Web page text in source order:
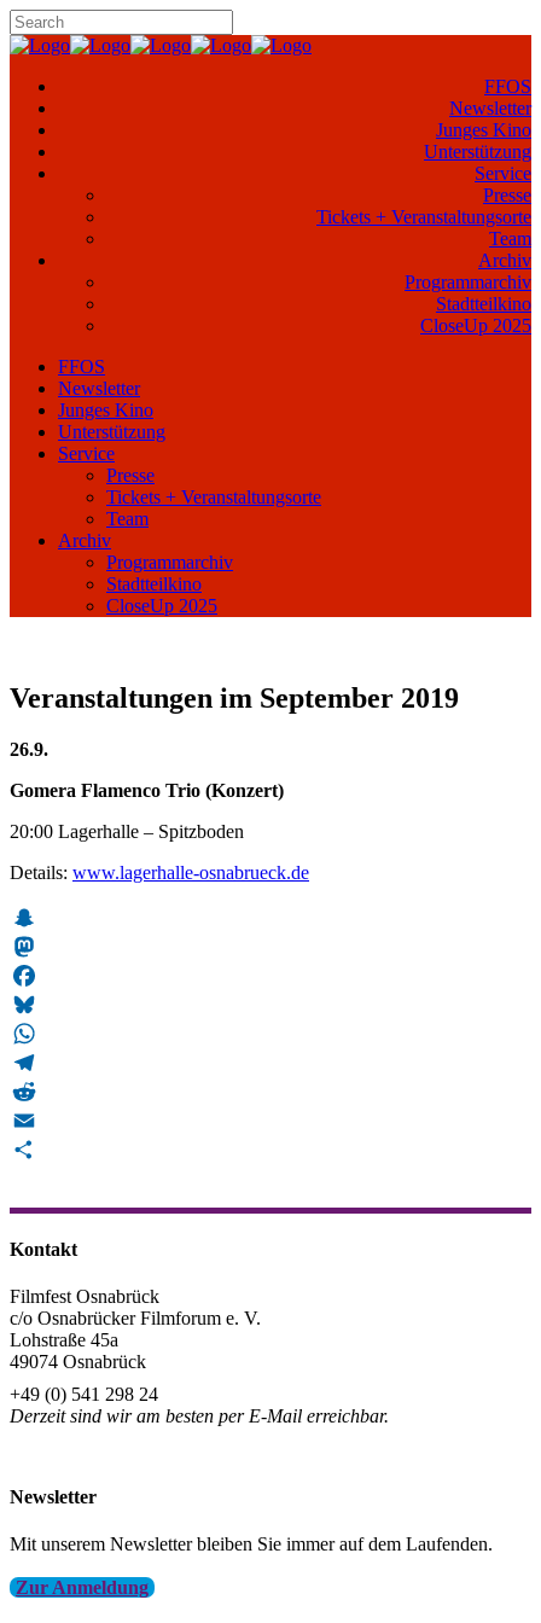
FFOS
Newsletter
Junges Kino
Unterstützung
Service
Presse
Tickets + Veranstaltungsorte
Team
Archiv
Programmarchiv
Stadtteilkino
CloseUp 2025
FFOS
Newsletter
Junges Kino
Unterstützung
Service
Presse
Tickets + Veranstaltungsorte
Team
Archiv
Programmarchiv
Stadtteilkino
CloseUp 2025
Veranstaltungen im September 2019
26.9.
Gomera Flamenco Trio (Konzert)
20:00 Lagerhalle – Spitzboden
Details: www.lagerhalle-osnabrueck.de
Snapchat
Mastodon
Facebook
Bluesky
WhatsApp
Telegram
Reddit
Email
Kontakt
Filmfest Osnabrück
c/o Osnabrücker Filmforum e. V.
Lohstraße 45a
49074 Osnabrück
+49 (0) 541 298 24
Derzeit sind wir am besten per E-Mail erreichbar.
Newsletter
Mit unserem Newsletter bleiben Sie immer auf dem Laufenden.
Zur Anmeldung